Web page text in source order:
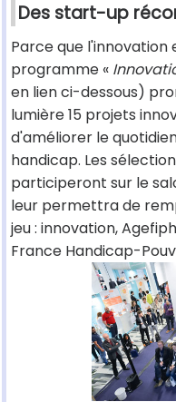
Des start-up
Parce que l'innovation
programme «
en lien ci-dessous)
lumière 15 projets
d'améliorer le
handicap. Les
participeront sur le
leur permettra de
jeu : innovation,
France Handicap-